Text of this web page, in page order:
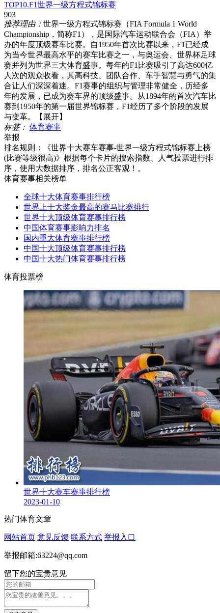
TOP10.F1世界一级方程式锦标赛
903
推荐理由： 世界一级方程式锦标赛（FIA Formula 1 World
Championship，简称F1），是国际汽车运动联合会（FIA）举
办的年度顶级赛车比赛。自1950年首次比赛以来，F1已经成
为当今世界最高水平的赛车比赛之一，与奥运会、世界杯足球
赛并列为世界三大体育盛事。每年的F1比赛吸引了高达600亿
人次的观众收看，其高科技、团队合作、车手智慧与勇气的集
合让人们深深着迷。F1赛事的组织与管理非常健全，历经多
年的发展，已成为赛车界的顶级盛事。从1894年的首次汽车比
赛到1950年的第一届世界锦标赛，F1经历了多个阶段的发展
与变革。
【展开】
标签： 体育赛事
举报
排名规则：
《世界十大赛车赛事-世界一级方程式锦标赛上榜
(比赛等级很高)》根据每个卡片的搜索指数、人气投票进行排
序，使用大数据排序，排名公正客观！。
体育赛事相关榜单
全球十大体育赛事排行榜
世界上十大奖金最高的赛马比赛排行
世界十大顶级体育赛事排行榜
中国体育赛事影响力排名
国内重大体育赛事排行榜
中国十大顶级体育赛事排行榜
中国十大热门体育赛事排行榜
体育投票榜
世界十大赛车赛事排行榜
2023-01-10
热门体育文章
网站首页 意见反馈 联系方式 举报入口
举报邮箱:63224@qq.com
留下您的宝贵意见